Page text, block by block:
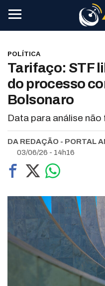
POLÍTICA
Tarifaço: STF
do processo
Bolsonaro
Data para análise não
DA REDAÇÃO - PORTAL
03/06/26 - 14h16